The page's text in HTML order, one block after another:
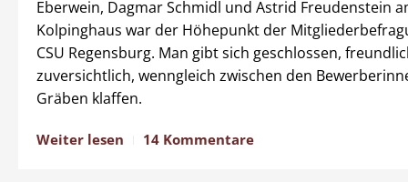
Eberwein, Dagmar Schmidl und Astrid Freudenstein
Kolpinghaus war der Höhepunkt der
CSU Regensburg. Man gibt sich geschlossen,
zuversichtlich, wenngleich zwischen den
Gräben klaffen.
Weiter lesen 14 Kommentare